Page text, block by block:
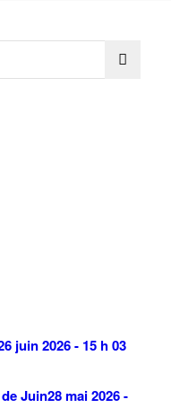
juin 2026 - 15 h 03
Juin28 mai 2026 -